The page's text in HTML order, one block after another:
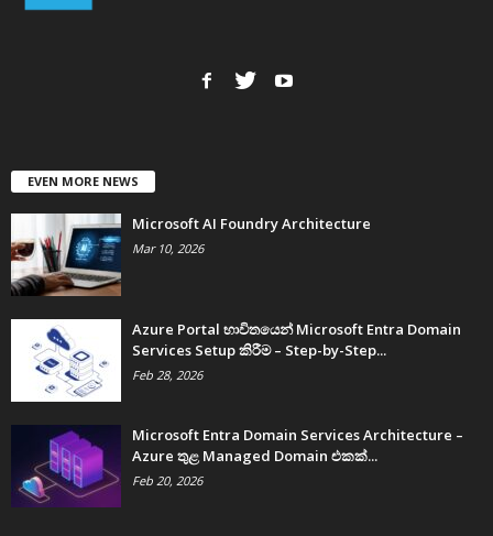
EVEN MORE NEWS
Microsoft AI Foundry Architecture
Mar 10, 2026
Azure Portal භාවිතයෙන් Microsoft Entra Domain
Services Setup කිරීම – Step-by-Step...
Feb 28, 2026
Microsoft Entra Domain Services Architecture –
Azure තුළ Managed Domain එකක්...
Feb 20, 2026